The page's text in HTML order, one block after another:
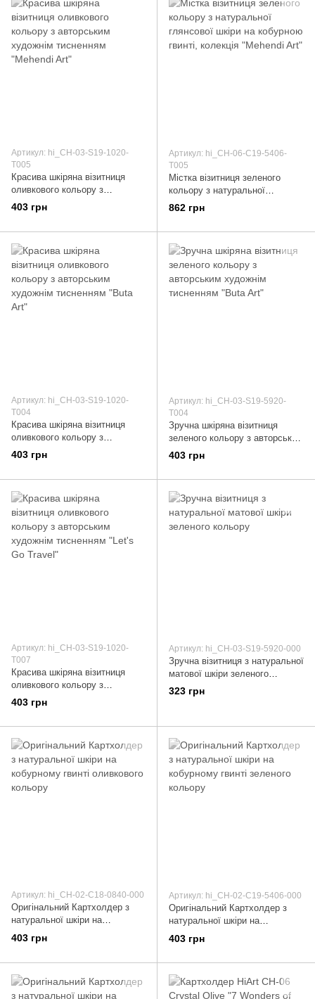
Артикул: hi_CH-03-S19-1020-
T005
Красива шкіряна візитниця
оливкового кольору з
авторським художнім
тисненням "Mehendi Art"
403 грн
Артикул: hi_CH-06-C19-5406-
T005
Містка візитниця зеленого
кольору з натуральної
глянсової шкіри на кобурною
гвинті, колекція "Mehendi Art"
862 грн
Артикул: hi_CH-03-S19-1020-
T004
Красива шкіряна візитниця
оливкового кольору з
авторським художнім
тисненням "Buta Art"
403 грн
Артикул: hi_CH-03-S19-5920-
T004
Зручна шкіряна візитниця
зеленого кольору з авторським
художнім тисненням "Buta Art"
403 грн
Артикул: hi_CH-03-S19-1020-
T007
Красива шкіряна візитниця
оливкового кольору з
авторським художнім
тисненням "Let's Go Travel"
403 грн
Артикул: hi_CH-03-S19-5920-000
Зручна візитниця з натуральної
матової шкіри зеленого
кольору
323 грн
Артикул: hi_CH-02-C18-0840-000
Оригінальний Картхолдер з
натуральної шкіри на
кобурному гвинті оливкового
кольору
403 грн
Артикул: hi_CH-02-C19-5406-000
Оригінальний Картхолдер з
натуральної шкіри на
кобурному гвинті зеленого
кольору
403 грн